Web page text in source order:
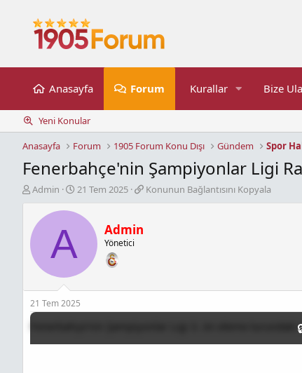
Anasayfa Forum Kurallar Bize
Yeni Konular
Anasayfa
Forum 1905 Forum Konu Dışı Gündem Spor
Fenerbahçe'nin Şampiyonlar Ligi
K
b
y
u
a
ş
l
Admin
B
ş
ı
ç
t
a
21 Tem 2025
K
a
l
Konunun Bağlantısını Kopyala
A Admin
Yönetici
21 Tem 2025
Fenerbahçe'nin Şampiyonlar Ligi 3. ön eleme